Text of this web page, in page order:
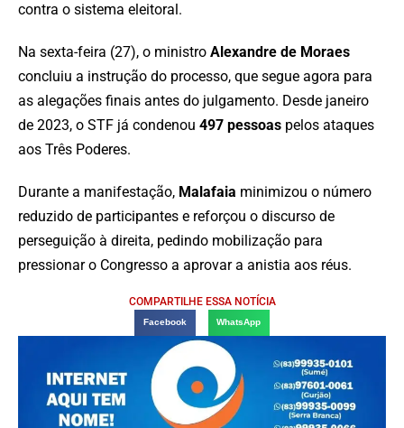
contra o sistema eleitoral.
Na sexta-feira (27), o ministro Alexandre de Moraes
concluiu a instrução do processo, que segue agora para
as alegações finais antes do julgamento. Desde janeiro
de 2023, o STF já condenou 497 pessoas pelos ataques
aos Três Poderes.
Durante a manifestação, Malafaia minimizou o número
reduzido de participantes e reforçou o discurso de
perseguição à direita, pedindo mobilização para
pressionar o Congresso a aprovar a anistia aos réus.
COMPARTILHE ESSA NOTÍCIA
Facebook WhatsApp